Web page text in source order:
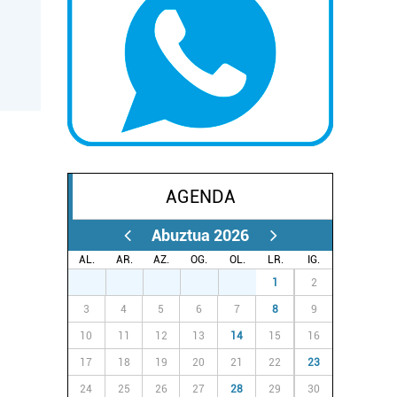
AGENDA
Abuztua 2026
AL. AR. AZ. OG. OL. LR.
IG.
1 2
3 4 5 6 7 8 9
10 11 12 13 14 15 16
17 18 19 20 21 22 23
24 25 26 27 28 29 30